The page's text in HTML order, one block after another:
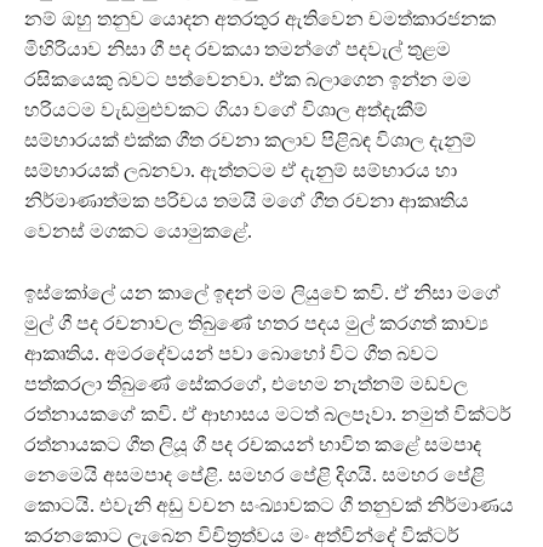
නම් ඔහු තනුව යොදන අතරතුර ඇතිවෙන චමත්කාරජනක
මිහිරියාව නිසා ගී පද රචකයා තමන්ගේ පදවැල් තුළම
රසිකයෙකු බවට පත්වෙනවා. ඒක බලාගෙන ඉන්න මම
හරියටම වැඩමුළුවකට ගියා වගේ විශාල අත්දැකීම්
සම්භාරයක් එක්ක ගීත රචනා කලාව පිළිබඳ විශාල දැනුම්
සම්භාරයක් ලබනවා. ඇත්තටම ඒ දැනුම් සම්භාරය හා
නිර්මාණාත්මක පරිචය තමයි මගේ ගීත රචනා ආකෘතිය
වෙනස් මගකට යොමුකළේ.
ඉස්කෝලේ යන කාලේ ඉඳන් මම ලියුවේ කවි. ඒ නිසා මගේ
මුල් ගී පද රචනාවල තිබුණේ හතර පදය මුල් කරගත් කාව්‍ය
ආකෘතිය. අමරදේවයන් පවා බොහෝ විට ගීත බවට
පත්කරලා තිබුණේ සේකරගේ, එහෙම නැත්නම් මඩවල
රත්නායකගේ කවි. ඒ ආභාසය මටත් බලපෑවා. නමුත් වික්ටර්
රත්නායකට ගීත ලියූ ගී පද රචකයන් භාවිත කළේ සමපාද
නෙමෙයි අසමපාද පේළි. සමහර පේළි දිගයි. සමහර පේළි
කොටයි. එවැනි අඩු වචන සංඛ්‍යාවකට ගී තනුවක් නිර්මාණය
කරනකොට ලැබෙන විචිත‍්‍රත්වය මං අත්වින්දේ වික්ටර්